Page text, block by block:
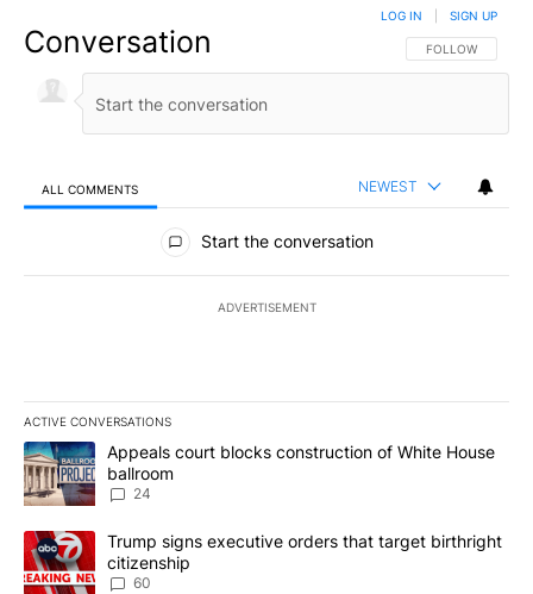
Conversation FOLLOW THIS
FOLLOW
LOG IN SIGN UP
ALL COMMENTS NEWEST
All Comments
Start the conversation
ADVERTISEMENT
ACTIVE CONVERSATIONS
The following is a list of the most commented articles in the last
A trending article titled "Appeals court blocks construction of
Appeals court blocks construction of White House
ballroom
24
A trending article titled "Trump signs executive orders that
Trump signs executive orders that target birthright
citizenship
60